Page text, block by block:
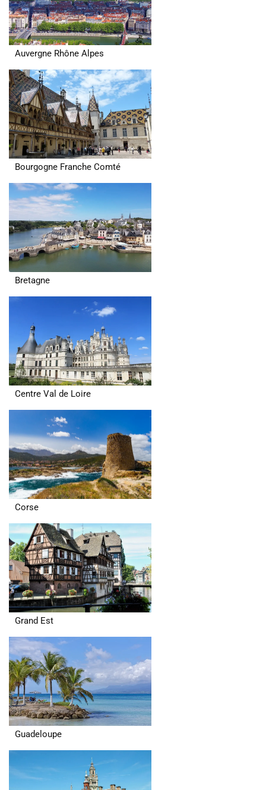
Auvergne Rhône Alpes
Bourgogne Franche Comté
Bretagne
Centre Val de Loire
Corse
Grand Est
Guadeloupe